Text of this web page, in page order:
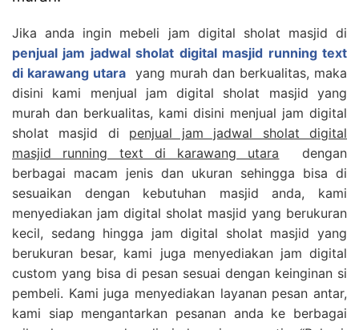
Jika anda ingin mebeli jam digital sholat masjid di
penjual jam jadwal sholat digital masjid running text
di karawang utara yang murah dan berkualitas, maka
disini kami menjual jam digital sholat masjid yang
murah dan berkualitas, kami disini menjual jam digital
sholat masjid di penjual jam jadwal sholat digital
masjid running text di karawang utara dengan
berbagai macam jenis dan ukuran sehingga bisa di
sesuaikan dengan kebutuhan masjid anda, kami
menyediakan jam digital sholat masjid yang berukuran
kecil, sedang hingga jam digital sholat masjid yang
berukuran besar, kami juga menyediakan jam digital
custom yang bisa di pesan sesuai dengan keinginan si
pembeli. Kami juga menyediakan layanan pesan antar,
kami siap mengantarkan pesanan anda ke berbagai